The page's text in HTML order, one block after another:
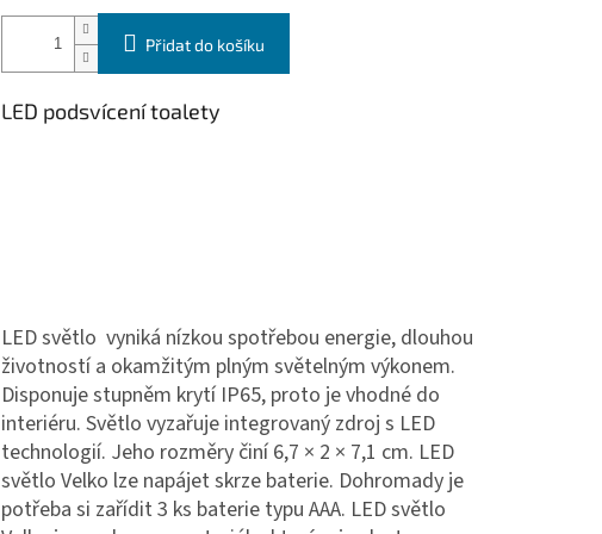
Přidat do košíku
LED podsvícení toalety
LED světlo vyniká nízkou spotřebou energie, dlouhou
životností a okamžitým plným světelným výkonem.
Disponuje stupněm krytí IP65, proto je vhodné do
interiéru. Světlo vyzařuje integrovaný zdroj s LED
technologií. Jeho rozměry činí 6,7 × 2 × 7,1 cm. LED
světlo Velko lze napájet skrze baterie. Dohromady je
potřeba si zařídit 3 ks baterie typu AAA. LED světlo